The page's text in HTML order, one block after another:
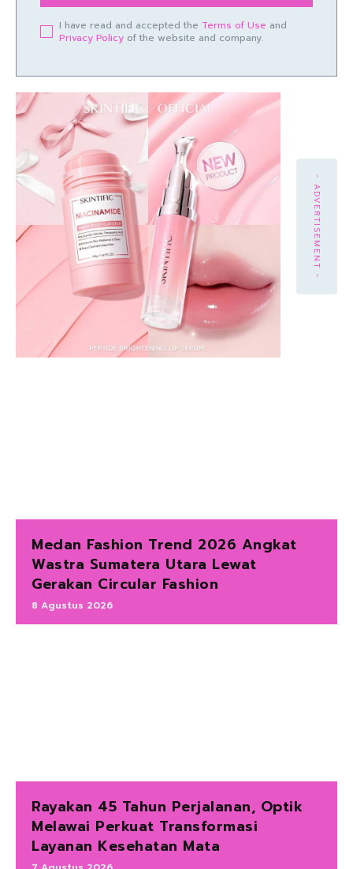
I have read and accepted the Terms of Use and
Privacy Policy of the website and company.
- ADVERTISEMENT -
Medan Fashion Trend 2026 Angkat
Wastra Sumatera Utara Lewat
Gerakan Circular Fashion
8 Agustus 2026
Rayakan 45 Tahun Perjalanan, Optik
Melawai Perkuat Transformasi
Layanan Kesehatan Mata